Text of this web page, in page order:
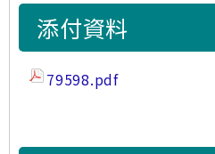
添付資料
79598.pdf